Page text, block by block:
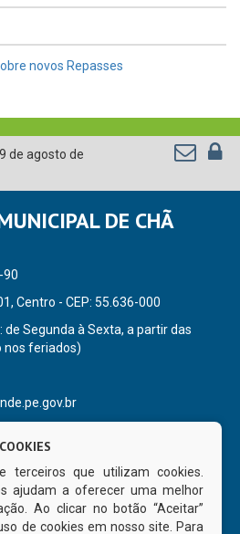
novos Repasses
de agosto de
DE CHÃ
90
Centro - CEP: 55.636-000
Segunda à Sexta, a partir das
nos feriados)
PAGE
terceiros que utilizam cookies.
ajudam a oferecer uma melhor
Ao clicar no botão “Aceitar”
de cookies em nosso site. Para